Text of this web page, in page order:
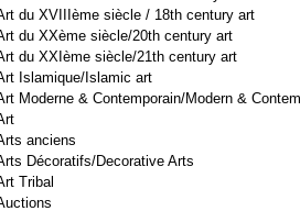
du XVIIIème siècle / 18th century art
du XXème siècle/20th century art
du XXIème siècle/21th century art
Islamique/Islamic art
Moderne & Contemporain/Modern &
anciens
Décoratifs/Decorative Arts
Tribal